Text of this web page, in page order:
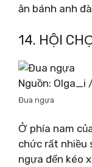
ăn bánh anh
14. HỘI
Nguồn: Olga_i
Đua ngựa
Ở phía nam
chức rất nhiều
ngựa đến kéo